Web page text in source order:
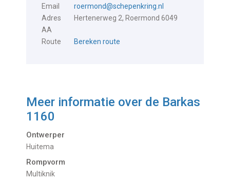
Email
roermond@schepenkring.nl
Adres
Hertenerweg 2, Roermond 6049
AA
Route
Bereken route
Meer informatie over de Barkas
1160
Ontwerper
Huitema
Rompvorm
Multiknik